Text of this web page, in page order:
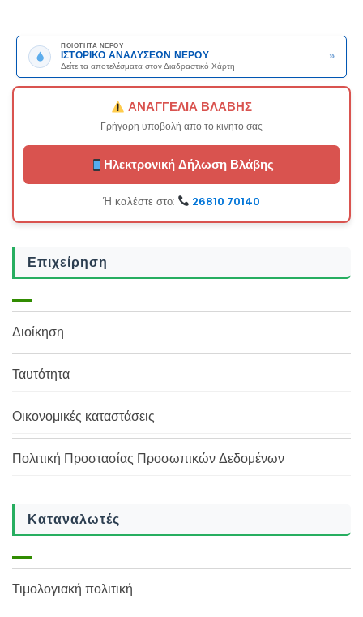
ΠΟΙΟΤΗΤΑ ΝΕΡΟΥ
ΙΣΤΟΡΙΚΟ ΑΝΑΛΥΣΕΩΝ ΝΕΡΟΥ
Δείτε τα αποτελέσματα στον Διαδραστικό Χάρτη
»
ΑΝΑΓΓΕΛΙΑ ΒΛΑΒΗΣ
Γρήγορη υποβολή από το κινητό σας
Ηλεκτρονική Δήλωση Βλάβης
Ή καλέστε στο: 26810 70140
Επιχείρηση
Διοίκηση
Ταυτότητα
Οικονομικές καταστάσεις
Πολιτική Προστασίας Προσωπικών Δεδομένων
Καταναλωτές
Τιμολογιακή πολιτική